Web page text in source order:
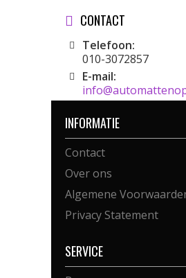
CONTACT
Telefoon:
010-3072857
E-mail:
INFORMATIE
Contact
Over ons
Algemene
Privacy Statement
SERVICE